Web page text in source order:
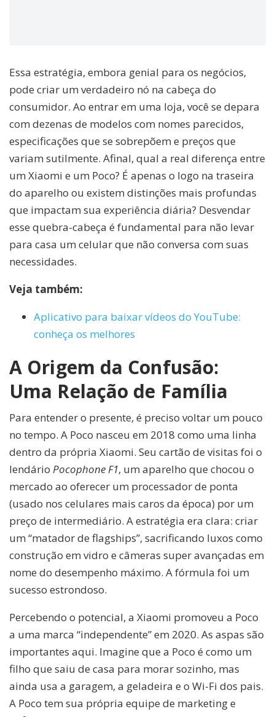
Essa estratégia, embora genial para os negócios,
pode criar um verdadeiro nó na cabeça do
consumidor. Ao entrar em uma loja, você se depara
com dezenas de modelos com nomes parecidos,
especificações que se sobrepõem e preços que
variam sutilmente. Afinal, qual a real diferença entre
um Xiaomi e um Poco? É apenas o logo na traseira
do aparelho ou existem distinções mais profundas
que impactam sua experiência diária? Desvendar
esse quebra-cabeça é fundamental para não levar
para casa um celular que não conversa com suas
necessidades.
Veja também:
Aplicativo para baixar vídeos do YouTube:
conheça os melhores
A Origem da Confusão:
Uma Relação de Família
Para entender o presente, é preciso voltar um pouco
no tempo. A Poco nasceu em 2018 como uma linha
dentro da própria Xiaomi. Seu cartão de visitas foi o
lendário Pocophone F1, um aparelho que chocou o
mercado ao oferecer um processador de ponta
(usado nos celulares mais caros da época) por um
preço de intermediário. A estratégia era clara: criar
um “matador de flagships”, sacrificando luxos como
construção em vidro e câmeras super avançadas em
nome do desempenho máximo. A fórmula foi um
sucesso estrondoso.
Percebendo o potencial, a Xiaomi promoveu a Poco
a uma marca “independente” em 2020. As aspas são
importantes aqui. Imagine que a Poco é como um
filho que saiu de casa para morar sozinho, mas
ainda usa a garagem, a geladeira e o Wi-Fi dos pais.
A Poco tem sua própria equipe de marketing e